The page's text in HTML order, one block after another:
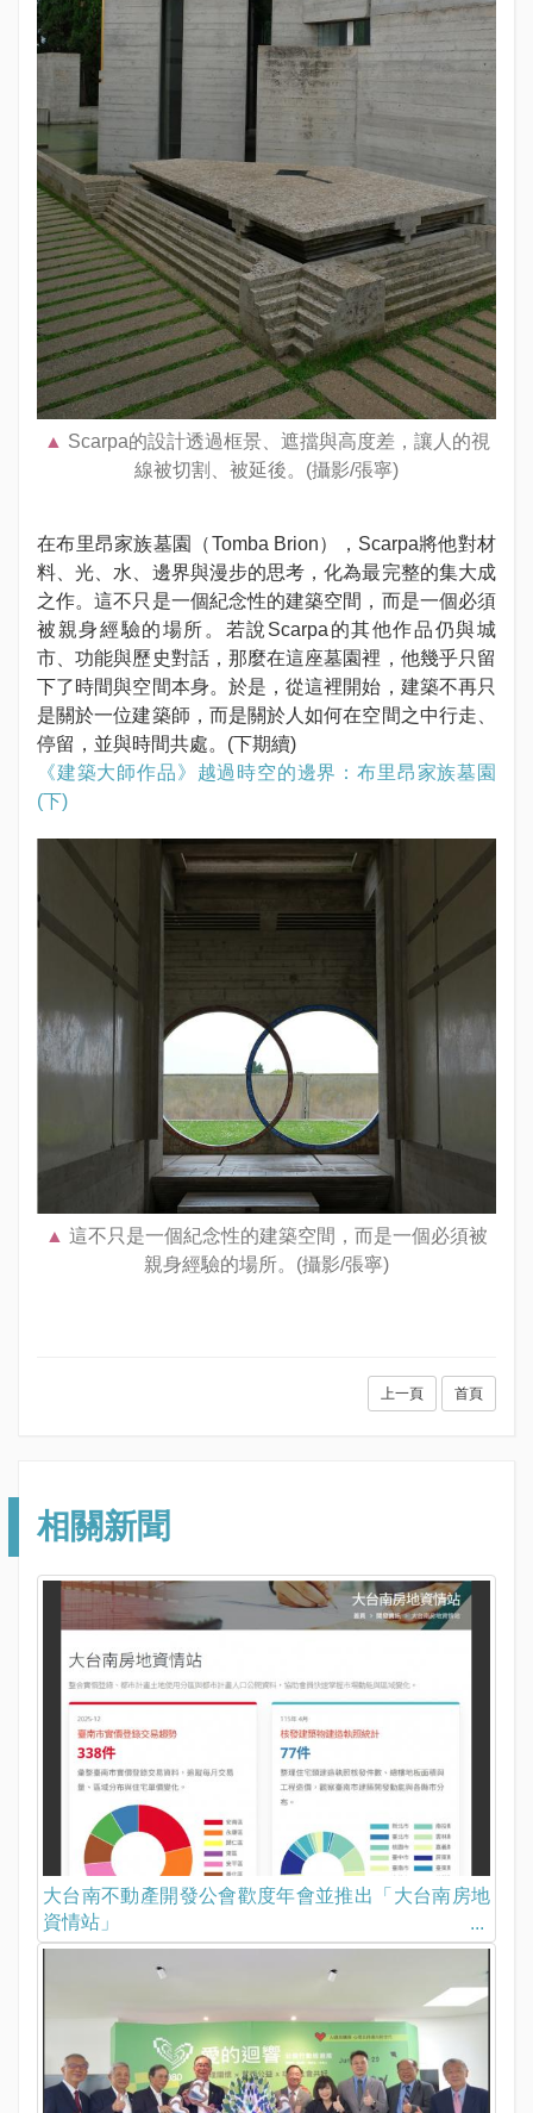
Scarpa的設計透過框景、遮擋與高度差，讓人的視
線被切割、被延後。(攝影/張寧)
在布里昂家族墓園（Tomba Brion），Scarpa將他對材
料、光、水、邊界與漫步的思考，化為最完整的集大成
之作。這不只是一個紀念性的建築空間，而是一個必須
被親身經驗的場所。若說Scarpa的其他作品仍與城
市、功能與歷史對話，那麼在這座墓園裡，他幾乎只留
下了時間與空間本身。於是，從這裡開始，建築不再只
是關於一位建築師，而是關於人如何在空間之中行走、
停留，並與時間共處。(下期續)
《建築大師作品》越過時空的邊界：布里昂家族墓園
(下)
這不只是一個紀念性的建築空間，而是一個必須被
親身經驗的場所。(攝影/張寧)
上一頁 首頁
相關新聞
大台南不動產開發公會歡度年會並推出「大台南房地
資情站」